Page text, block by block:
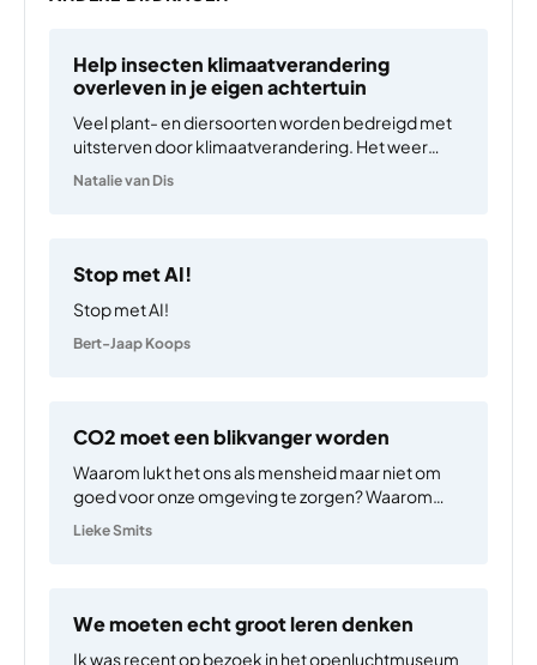
Help insecten klimaatverandering
overleven in je eigen achtertuin
Veel plant- en diersoorten worden bedreigd met
uitsterven door klimaatverandering. Het weer
Natalie van Dis
Stop met AI!
Stop met AI!
Bert-Jaap Koops
CO2 moet een blikvanger worden
Waarom lukt het ons als mensheid maar niet om
goed voor onze omgeving te zorgen? Waarom
Lieke Smits
We moeten echt groot leren denken
Ik was recent op bezoek in het openluchtmuseum